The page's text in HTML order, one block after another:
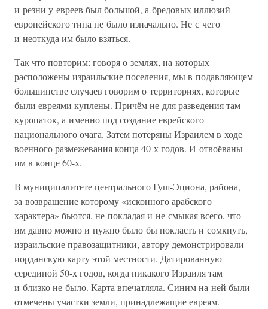
и резни у евреев был большой, а бредовых иллюзий
европейского типа не было изначально. Не с чего
и неоткуда им было взяться.
Так что повторим: говоря о землях, на которых
расположены израильские поселения, мы в подавляющем
большинстве случаев говорим о территориях, которые
были евреями куплены. Причём не для разведения там
куропаток, а именно под создание еврейского
национального очага. Затем потеряны Израилем в ходе
военного размежевания конца 40-х годов. И отвоёваны
им в конце 60-х.
В муниципалитете центрального Гуш-Эциона, района,
за возвращение которому «исконного арабского
характера» бьются, не покладая и не смыкая всего, что
им давно можно и нужно было бы покласть и сомкнуть,
израильские правозащитники, автору демонстрировали
иорданскую карту этой местности. Датированную
серединой 50-х годов, когда никакого Израиля там
и близко не было. Карта впечатляла. Синим на ней были
отмечены участки земли, принадлежащие евреям.